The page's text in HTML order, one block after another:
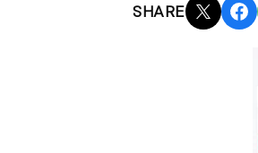
SHARE